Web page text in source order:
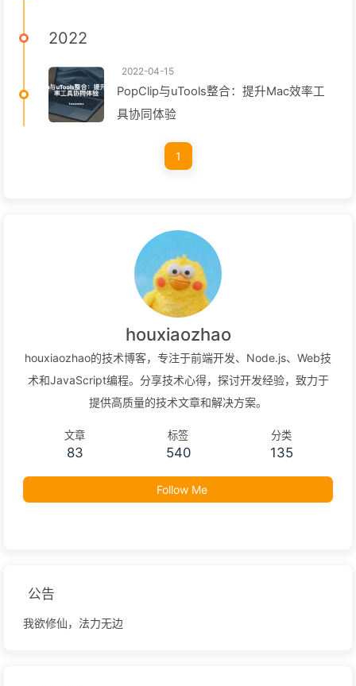
2022
2022-04-15
PopClip与uTools整合：提升Mac效率工
具协同体验
1
houxiaozhao
houxiaozhao的技术博客，专注于前端开发、Node.js、Web技
术和JavaScript编程。分享技术心得，探讨开发经验，致力于
提供高质量的技术文章和解决方案。
文章
83
标签
540
分类
135
Follow Me
公告
我欲修仙，法力无边